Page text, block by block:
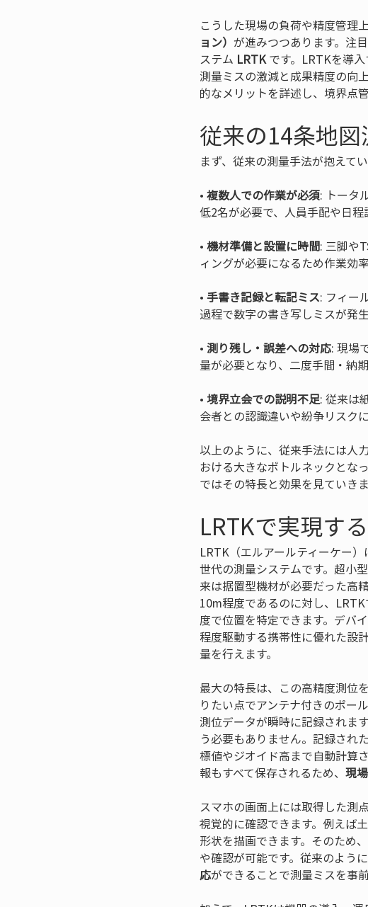
こうした現場の負荷や精度管理
ョン） が進みつつあります。注
ステム LRTK です。LRTKを導入
測量ミスの激減と成果精度の向
的なメリットを詳述し、境界点
従来の14条地
まず、従来の測量手法が抱えて
• 複数人での作業が必須: トータ
• 機材準備と設置に時間: 三脚や
• 手書き記録と転記ミス: フィー
• 測り残し・誤差への対応: 現場
• 境界立会での説明不足: 従来は
会者との認識違いや紛争リスク
以上のように、従来手法には人
おける大きなボトルネックとな
ではその特長と効果を見ていきま
LRTKで実現す
LRTK（エルアールティーケー
世代の測量システムです。超小
来は据置型機材が必要だった高
10m程度であるのに対し、
度で位置を特定できます。デバ
程度駆動する携帯性に優れた設
量を行えます。
最大の特長は、この高精度測位を
りたい点でアンテナ付きのポー
測位データが瞬時に記録されま
う必要もありません。記録され
標値やジオイド高まで自動計算
報もすべて保存されるため、 現
スマホの画面上には取得した測
視覚的に確認できます。例えば
形状を描画できます。そのため
や確認が可能です。従来のよう
応ができることで測量ミスを事前